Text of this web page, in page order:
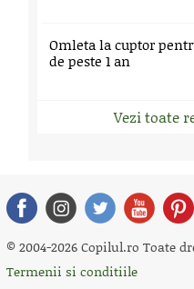
Omleta la cuptor
de peste 1 an
Vezi toate
© 2004-2026 Copilul.ro Toate
Termenii si conditiile